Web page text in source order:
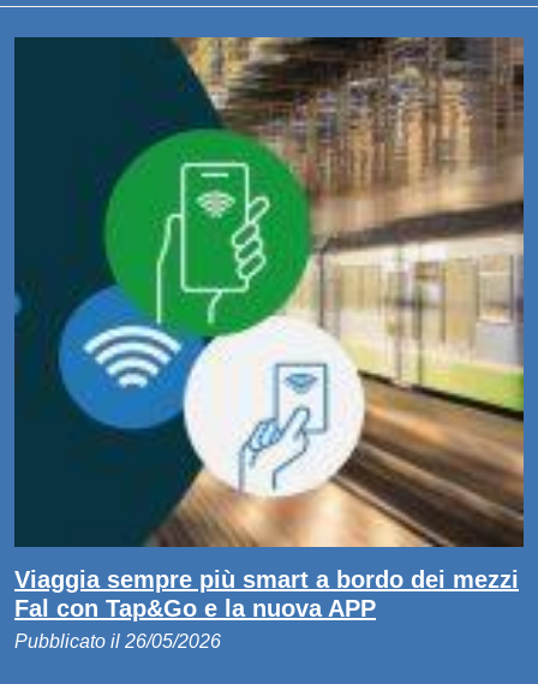
Viaggia sempre più smart a bordo dei mezzi
Fal con Tap&Go e la nuova APP
Pubblicato il 26/05/2026